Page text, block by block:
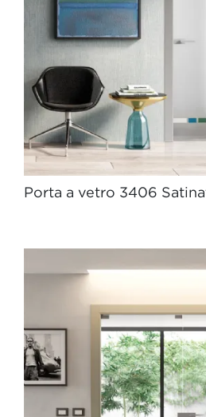
Porta a vetro 3406